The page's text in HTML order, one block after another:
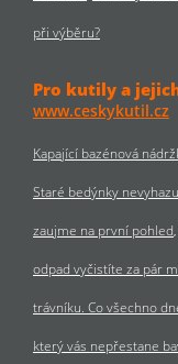
při výběru?
Pro kutily a
www.ceskykutil.cz
Kapající bazénová
Staré bedýnky
zaujme na první pohled
odpad vyčistíte za pár
trávníku. Co všechno
který vás nepřestane